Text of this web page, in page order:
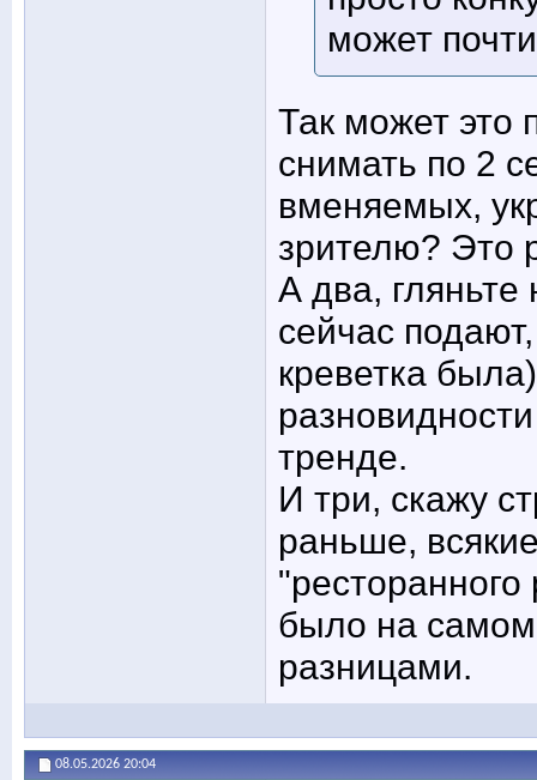
может
Так может это
снимать по 2
вменяемых,
зрителю? Это
А два,
сейчас
креветка
тренде.
И три, скажу
раньше,
было на
разницами.
08.05.2026 20:04